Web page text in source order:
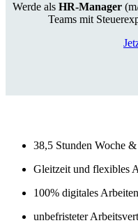
Werde als HR-Manager
Teams mit
38,5 Stunden Woche
Gleitzeit und flexibles
100% digitales Arbeiten
unbefristeter